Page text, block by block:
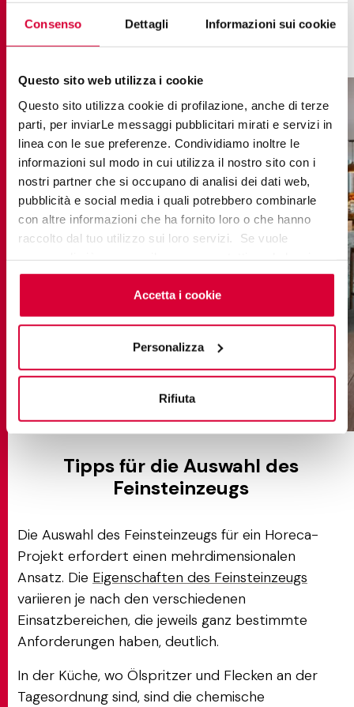
Consenso Dettagli Informazioni sui cookie
Questo sito web utilizza i cookie
Questo sito utilizza cookie di profilazione, anche di terze
parti, per inviarLe messaggi pubblicitari mirati e servizi in
linea con le sue preferenze. Condividiamo inoltre le
informazioni sul modo in cui utilizza il nostro sito con i
nostri partner che si occupano di analisi dei dati web,
pubblicità e social media i quali potrebbero combinarle
con altre informazioni che ha fornito loro o che hanno
raccolto dal tuo utilizzo sui loro servizi. Se vuole
cookieclicchi qui. Il consenso può essere espresso
cliccando sul tasto “Accetta i cookie”. Se non vuole i
cookie di profilazione può negare il consenso sul tasto
Accetta i cookie
Personalizza
Rifiuta
Hotels, Bars und Restaurants zu verstärken fähig
ist.
Tipps für die Auswahl des
Feinsteinzeugs
Die Auswahl des Feinsteinzeugs für ein Horeca-
Projekt erfordert einen mehrdimensionalen
Ansatz. Die Eigenschaften des Feinsteinzeugs
variieren je nach den verschiedenen
Einsatzbereichen, die jeweils ganz bestimmte
Anforderungen haben, deutlich.
In der Küche, wo Ölspritzer und Flecken an der
Tagesordnung sind, sind die chemische